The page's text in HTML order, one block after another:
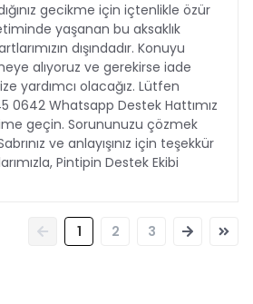
gecikme için içtenlikle özür
yaşanan bu aksaklık
dışındadır. Konuyu
alıyoruz ve gerekirse iade
yardımcı olacağız. Lütfen
0642 Whatsapp Destek Hattımız
geçin. Sorununuzu çözmek
ve anlayışınız için teşekkür
Pintipin Destek Ekibi
1 2 3